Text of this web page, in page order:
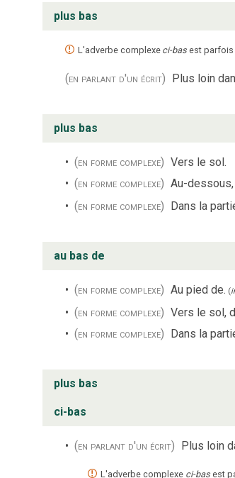
plus bas
L'adverbe complexe ci-bas est parfois
(en parlant d'un écrit) Plus loin
plus bas
(en forme complexe) Vers le sol.
(en forme complexe) Au-
(en forme complexe) Dans la
au bas de
(en forme complexe) Au pied de. (
(en forme complexe) Vers le sol,
(en forme complexe) Dans la
plus bas
ci-bas
(en parlant d'un écrit) Plus loin
L'adverbe complexe ci-bas est